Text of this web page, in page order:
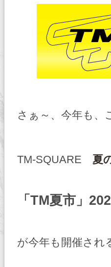
さぁ～、今年も、
TM-SQUARE 夏
「TM夏市」
が今年も開催され